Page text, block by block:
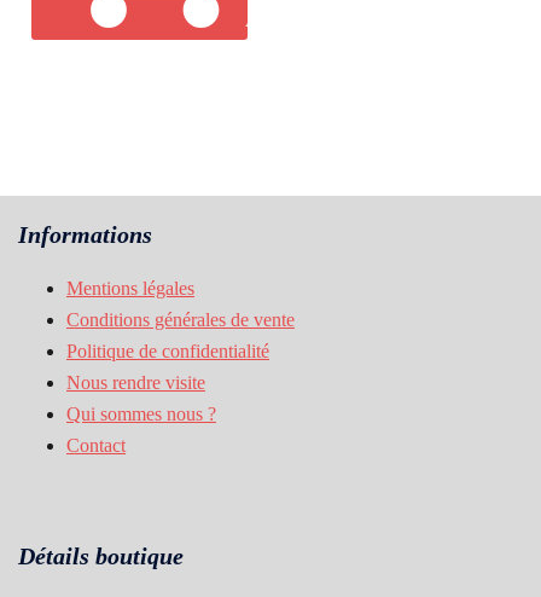
AJOUTER AU PANIER
Informations
Mentions légales
Conditions générales de vente
Politique de confidentialité
Nous rendre visite
Qui sommes nous ?
Contact
Détails boutique